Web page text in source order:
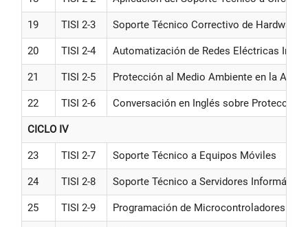
19 TISI 2-3 Soporte Técnico Correctivo de Hardware
20 TISI 2-4 Automatización de Redes Eléctricas
21 TISI 2-5 Protección al Medio Ambiente en la
22 TISI 2-6 Conversación en Inglés sobre Protección
CICLO IV
23 TISI 2-7 Soporte Técnico a Equipos Móviles
24 TISI 2-8 Soporte Técnico a Servidores
25 TISI 2-9 Programación de Microcontroladores y